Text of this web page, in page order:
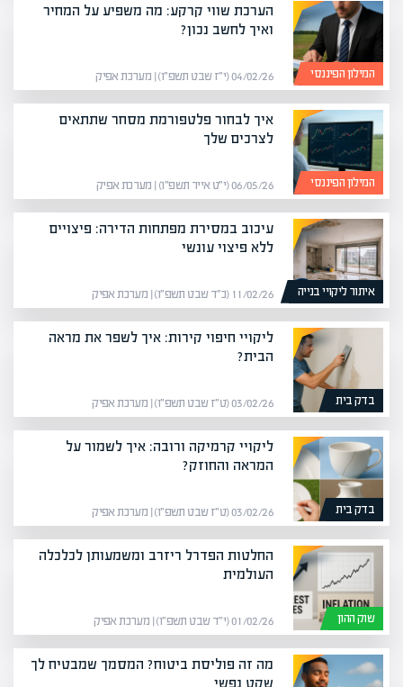
המילון הפיננסי
הערכת שווי קרקע: מה משפיע על המחיר
ואיך לחשב נכון?
04/02/26 (י״ז שבט תשפ״ו) | מערכת אפיק
המילון הפיננסי
איך לבחור פלטפורמת מסחר שתתאים
לצרכים שלך
06/05/26 (י״ט אייר תשפ״ו) | מערכת אפיק
איתור ליקויי בנייה
עיכוב במסירת מפתחות הדירה: פיצויים
ללא פיצוי עונשי
11/02/26 (כ״ד שבט תשפ״ו) | מערכת אפיק
בדק בית
ליקויי חיפוי קירות: איך לשפר את מראה
הבית?
03/02/26 (ט״ז שבט תשפ״ו) | מערכת אפיק
בדק בית
ליקויי קרמיקה ורובה: איך לשמור על
המראה והחוזק?
03/02/26 (ט״ז שבט תשפ״ו) | מערכת אפיק
שוק ההון
החלטות הפדרל ריזרב ומשמעותן לכלכלה
העולמית
01/02/26 (י״ד שבט תשפ״ו) | מערכת אפיק
מה זה פוליסת ביטוח? המסמך שמבטיח לך
שקט נפשי